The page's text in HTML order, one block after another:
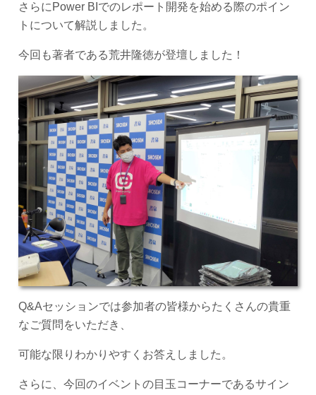
さらにPower BIでのレポート開発を始める際のポイン
トについて解説しました。
今回も著者である荒井隆徳が登壇しました！
Q&Aセッションでは参加者の皆様からたくさんの貴重
なご質問をいただき、
可能な限りわかりやすくお答えしました。
さらに、今回のイベントの目玉コーナーであるサイン